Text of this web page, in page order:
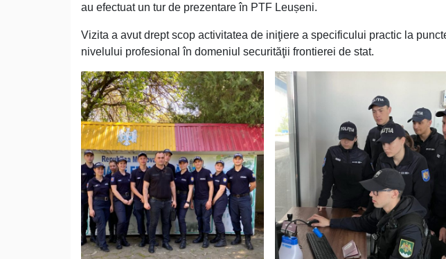
au efectuat un tur de prezentare în PTF Leușeni.
Vizita a avut drept scop activitatea de iniţiere a specificului practic la
nivelului profesional în domeniul securităţii frontierei de stat.